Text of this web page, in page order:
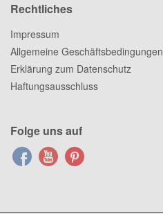
Rechtliches
Impressum
Allgemeine Geschäftsbedingungen
Erklärung zum Datenschutz
Haftungsausschluss
Folge uns auf